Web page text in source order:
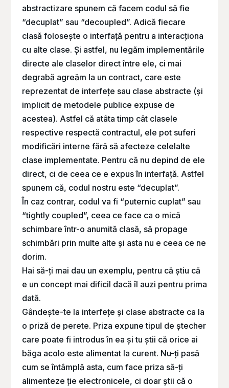
abstractizare spunem că facem codul să fie
“decuplat” sau “decoupled”. Adică fiecare
clasă folosește o interfață pentru a interacționa
cu alte clase. Și astfel, nu legăm implementările
directe ale claselor direct între ele, ci mai
degrabă agreăm la un contract, care este
reprezentat de interfețe sau clase abstracte (și
implicit de metodele publice expuse de
acestea). Astfel că atâta timp cât clasele
respective respectă contractul, ele pot suferi
modificări interne fără să afecteze celelalte
clase implementate. Pentru că nu depind de ele
direct, ci de ceea ce e expus în interfață. Astfel
spunem că, codul nostru este “decuplat”.
În caz contrar, codul va fi “puternic cuplat” sau
“tightly coupled”, ceea ce face ca o mică
schimbare într-o anumită clasă, să propage
schimbări prin multe alte și asta nu e ceea ce ne
dorim.
Hai să-ți mai dau un exemplu, pentru că știu că
e un concept mai dificil dacă îl auzi pentru prima
dată.
Gândește-te la interfețe și clase abstracte ca la
o priză de perete. Priza expune tipul de ștecher
care poate fi introdus în ea și tu știi că orice ai
băga acolo este alimentat la curent. Nu-ți pasă
cum se întâmplă asta, cum face priza să-ți
alimenteze ție electronicele, ci doar știi că o